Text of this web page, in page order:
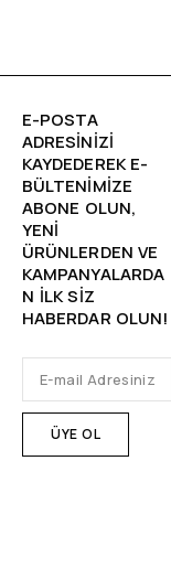
E-POSTA
ADRESINIZI
KAYDEDEREK E-
BÜLTENIMIZE
ABONE OLUN,
YENİ
ÜRÜNLERDEN VE
KAMPANYALARDA
N ILK SIZ
HABERDAR OLUN!